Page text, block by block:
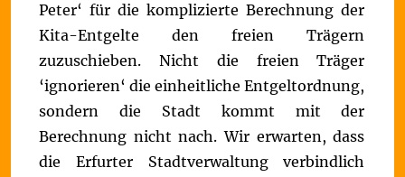
Peter‘ für die komplizierte Berechnung der
Kita-Entgelte den freien Trägern
zuzuschieben. Nicht die freien Träger
‘ignorieren‘ die einheitliche Entgeltordnung,
sondern die Stadt kommt mit der
Berechnung nicht nach. Wir erwarten, dass
die Erfurter Stadtverwaltung verbindlich